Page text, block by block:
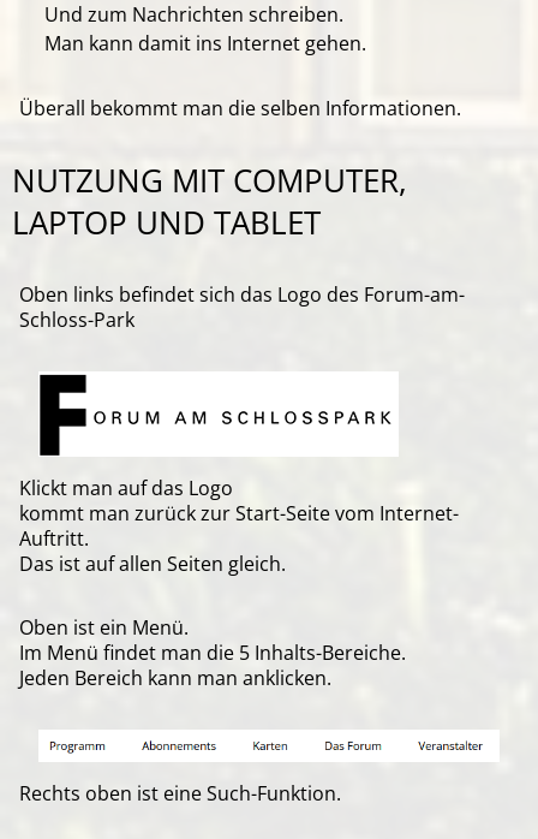
Und zum Nachrichten schreiben.
Man kann damit ins Internet gehen.
Überall bekommt man die selben Informationen.
NUTZUNG MIT COMPUTER,
LAPTOP UND TABLET
Oben links befindet sich das Logo des Forum-am-
Schloss-Park
Klickt man auf das Logo
kommt man zurück zur Start-Seite vom Internet-
Auftritt.
Das ist auf allen Seiten gleich.
Oben ist ein Menü.
Im Menü findet man die 5 Inhalts-Bereiche.
Jeden Bereich kann man anklicken.
Rechts oben ist eine Such-Funktion.